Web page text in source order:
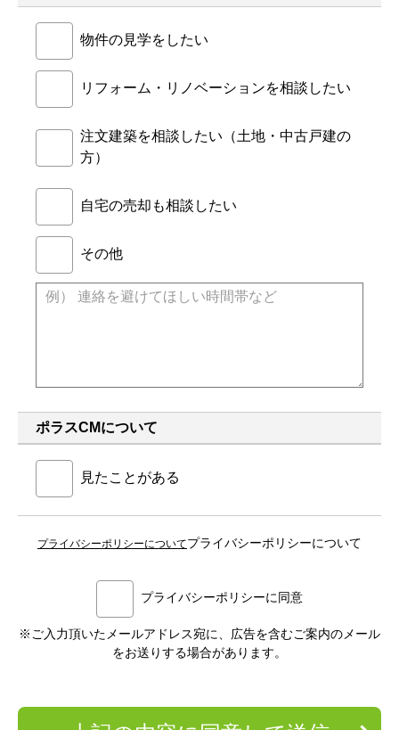
物件の見学をしたい
リフォーム・リノベーションを相談したい
注文建築を相談したい（土地・中古戸建の
方）
自宅の売却も相談したい
その他
ポラスCMについて
見たことがある
プライバシーポリシーについてプライバシーポリシーについて
プライバシーポリシーに同意
※ご入力頂いたメールアドレス宛に、広告を含むご案内のメール
をお送りする場合があります。